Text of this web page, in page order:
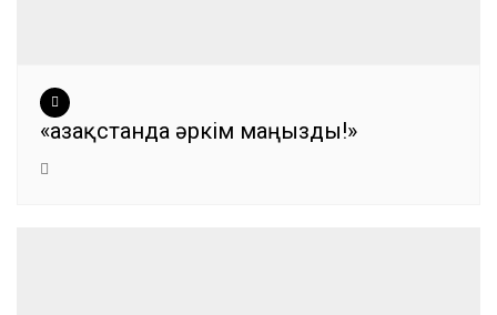
«Қазақстанда әркім маңызды!»